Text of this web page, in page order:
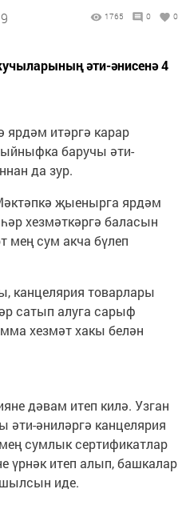
1765 0 0
әти-әнисенә 4
ярдәм итәргә карар
баручы әти-
да зур.
җыенырга ярдәм
хезмәткәргә баласын
мең сум акча бүлеп
канцелярия товарлары
сатып алуга сарыф
хезмәт хакы белән
дәвам итеп килә. Узган
әти-әниләргә канцелярия
сумлык сертификатлар
үрнәк итеп алып, башкалар
иде.